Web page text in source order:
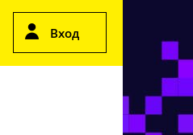
Вход